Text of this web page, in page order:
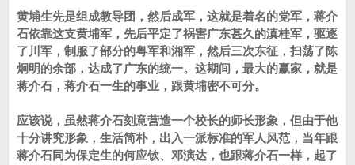
黄埔生先是组成教导团，然后成军，这就是着名的党军，蒋介
石依靠这支黄埔军，先后平定了祸害广东甚久的滇桂军，驱逐
了川军，制服了部分的粤军和湘军，然后三次东征，扫荡了陈
炯明的余部，达成了广东的统一。这期间，最大的赢家，就是
蒋介石，蒋介石一生的事业，跟黄埔密不可分。
应该说，虽然蒋介石刻意营造一个校长的师长形象，但由于他
十分讲究形象，生活简朴，出入一派标准的军人风范，当年跟
蒋介石同为保定生的何应钦、邓演达，也跟蒋介石一样，起了